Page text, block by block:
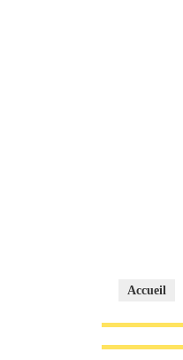
Accueil